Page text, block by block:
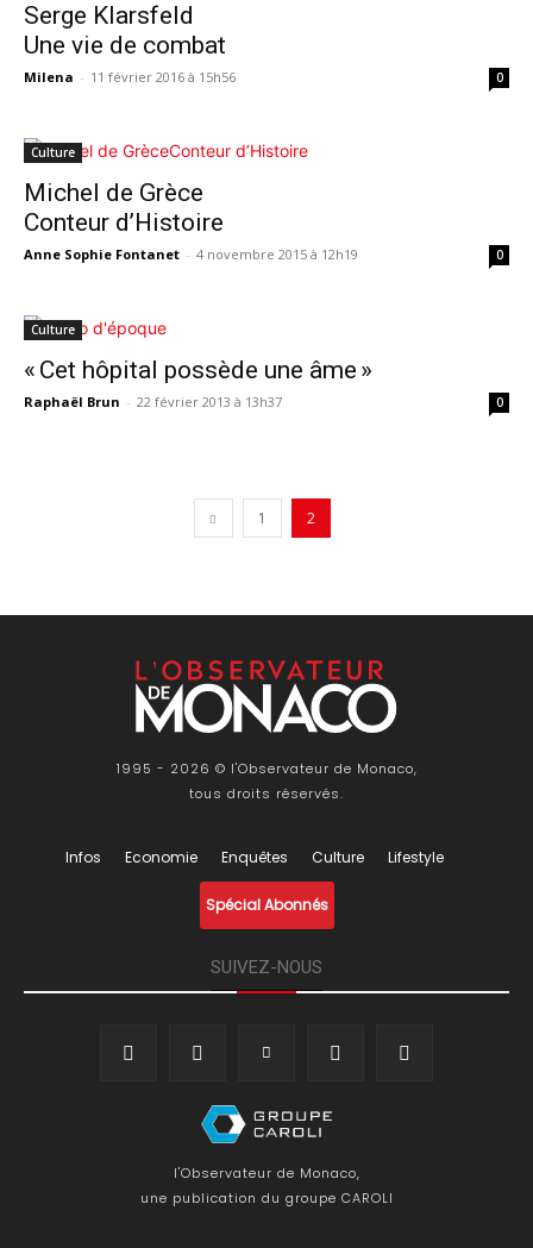
Serge Klarsfeld
Une vie de combat
Milena - 11 février 2016 à 15h56 0
Culture
Michel de Grèce
Conteur d’Histoire
Anne Sophie Fontanet - 4 novembre 2015 à 12h19 0
Culture
« Cet hôpital possède une âme »
Raphaël Brun - 22 février 2013 à 13h37 0
1 2
1995 - 2026 © l'Observateur de Monaco,
tous droits réservés.
Infos Economie Enquêtes Culture Lifestyle
Spécial Abonnés
SUIVEZ-NOUS
l'Observateur de Monaco,
une publication du groupe CAROLI